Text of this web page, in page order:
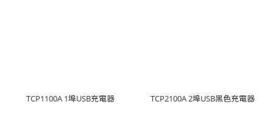
TCP1100A 1埠USB充電器 TCP2100A 2埠USB黑色充電器